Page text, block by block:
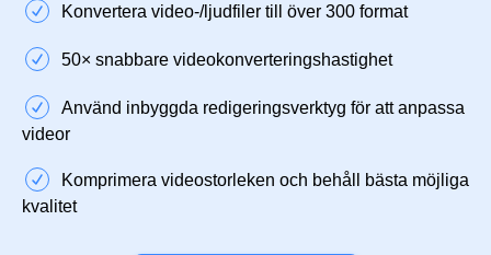
Konvertera video-/ljudfiler till över 300 format
50× snabbare videokonverteringshastighet
Använd inbyggda redigeringsverktyg för att anpassa
videor
Komprimera videostorleken och behåll bästa möjliga
kvalitet